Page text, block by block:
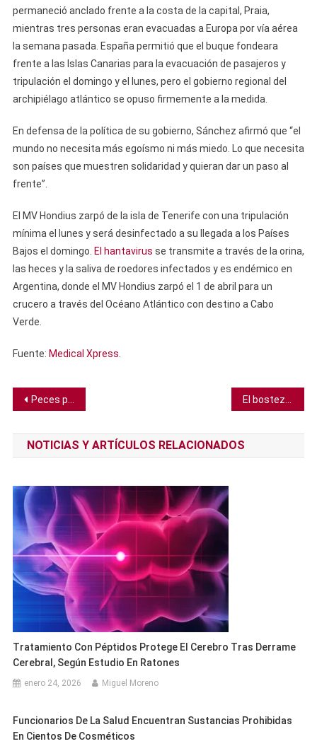
permaneció anclado frente a la costa de la capital, Praia,
mientras tres personas eran evacuadas a Europa por vía aérea
la semana pasada. España permitió que el buque fondeara
frente a las Islas Canarias para la evacuación de pasajeros y
tripulación el domingo y el lunes, pero el gobierno regional del
archipiélago atlántico se opuso firmemente a la medida.
En defensa de la política de su gobierno, Sánchez afirmó que “el
mundo no necesita más egoísmo ni más miedo. Lo que necesita
son países que muestren solidaridad y quieran dar un paso al
frente”.
El MV Hondius zarpó de la isla de Tenerife con una tripulación
mínima el lunes y será desinfectado a su llegada a los Países
Bajos el domingo. El hantavirus se transmite a través de la orina,
las heces y la saliva de roedores infectados y es endémico en
Argentina, donde el MV Hondius zarpó el 1 de abril para un
crucero a través del Océano Atlántico con destino a Cabo
Verde.
Fuente: Medical Xpress
Navegación
de
entradas
Peces polizones se esconden en las cloacas de las mantarrayas
NOTICIAS Y ARTÍCULOS RELACIONADOS
Tratamiento Con Péptidos Protege El Cerebro Tras Derrame
Cerebral, Según Estudio En Ratones
enero 24, 2026 Miguel Moreno
Funcionarios De La Salud Encuentran Sustancias Prohibidas
En Cientos De Cosméticos